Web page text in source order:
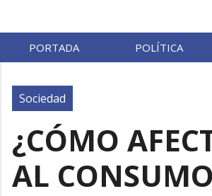
PORTADA POLÍTICA
Sociedad
¿CÓMO
AL